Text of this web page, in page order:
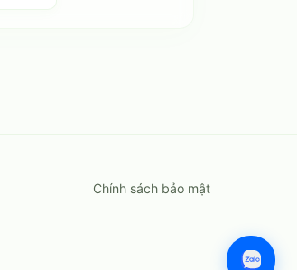
Chính sách bảo mật